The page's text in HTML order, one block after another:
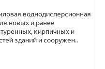
воднодисперсионная
новых и ранее
кирпичных и
зданий и сооружен..